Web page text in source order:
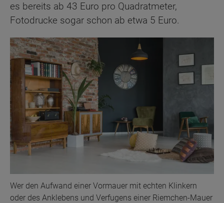
es bereits ab 43 Euro pro Quadratmeter,
Fotodrucke sogar schon ab etwa 5 Euro.
Wer den Aufwand einer Vormauer mit echten Klinkern
oder des Anklebens und Verfugens einer Riemchen-Mauer